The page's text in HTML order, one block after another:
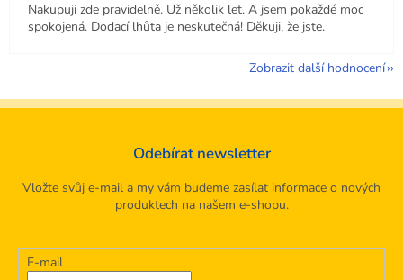
Nakupuji zde pravidelně. Už několik let. A jsem pokaždé moc
spokojená. Dodací lhůta je neskutečná! Děkuji, že jste.
Zobrazit další hodnocení
Odebírat newsletter
Vložte svůj e-mail a my vám budeme zasílat informace o nových
produktech na našem e-shopu.
E-mail